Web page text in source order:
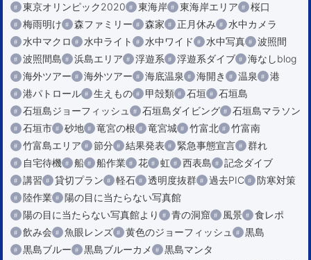
東京オリンピック2020
東海岸 東海岸エリア
桜口
梅雨明け
森ファミリー 森家 正月休み
水中カメラ
水中マクロ
水中ライト 水中ワイド 水中写真
波照間
波照間島
浜島エリア 浮遊系 浮遊系ダイブ
海なしblog
海外ツアー
海外ツアー 海底温泉 海開き 温泉
港
港パトロール
生えもの 甲殻類 石垣
石垣島
石垣島ジョーフィッシュ
石垣島ダイビング
石垣島マラソン
石垣市
砂地 竜宮の根 竜宮城 竹富北
竹富南
竹富島エリア
節分 結果発表 緊急事態宣言
群れ
自宅待機
船 船作業 花 虹 西表島
記念ダイブ
講習
貸切プラン 軽石 透明度抜群 過去PIC
防寒対策
陸作業
陽の目に当たらない写真館
陽の目に当たらない写真館より
青の洞窟 風景
食レポ
飲み会
魚眼レンズ 黄色のジョーフィッシュ
黒島
黒島ブルー
黒島ブルーカメ
黒島マンタ